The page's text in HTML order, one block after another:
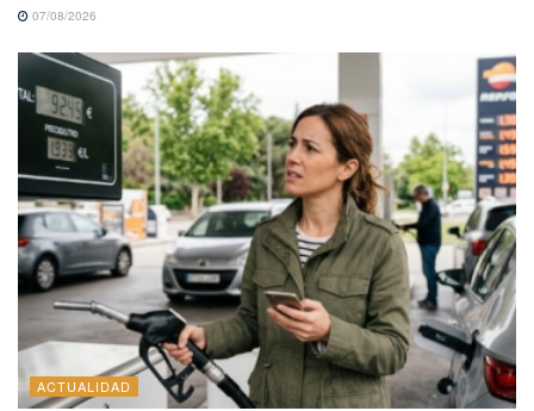
07/08/2026
ACTUALIDAD